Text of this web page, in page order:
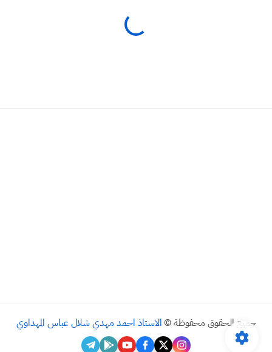
جميع الحقوق محفوظة © الاستاذ احمد مهدي شلال عباس المهداوي